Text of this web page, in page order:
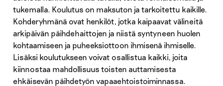
tukemalla. Koulutus on maksuton ja tarkoitettu kaikille.
Kohderyhmänä ovat henkilöt, jotka kaipaavat välineitä
arkipäivän päihdehaittojen ja niistä syntyneen huolen
kohtaamiseen ja puheeksiottoon ihmisenä ihmiselle.
Lisäksi koulutukseen voivat osallistua kaikki, joita
kiinnostaa mahdollisuus toisten auttamisesta
ehkäisevän päihdetyön vapaaehtoistoiminnassa.